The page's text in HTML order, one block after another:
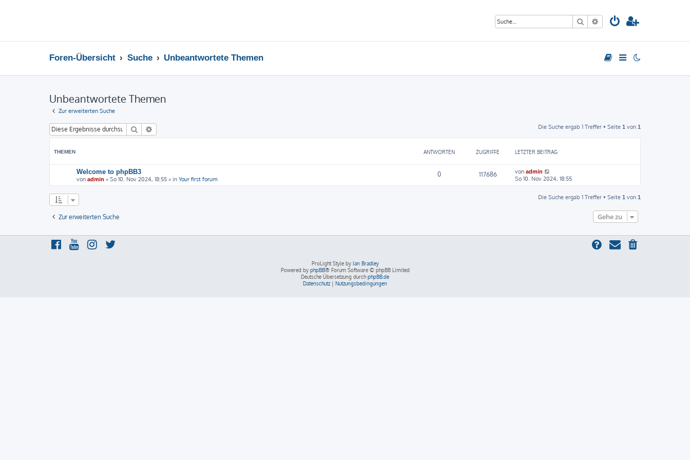
Suche Erweiterte Suche
Foren-Übersicht Suche Unbeantwortete Themen
Unbeantwortete Themen
Zur erweiterten Suche
Suche Die Suche ergab 1 Treffer • Seite 1 von 1
THEMEN ANTWORTEN ZUGRIFFE LETZTER BEITRAG
Welcome to phpBB3
von admin » So 10. Nov 2024, 18:55 » in Your first forum
0 117686 von admin
So 10. Nov 2024, 18:55
Die Suche ergab 1 Treffer • Seite 1 von 1
Zur erweiterten Suche Gehe zu
ProLight Style by Ian Bradley
Powered by phpBB® Forum Software © phpBB Limited
Deutsche Übersetzung durch phpBB.de
Datenschutz | Nutzungsbedingungen